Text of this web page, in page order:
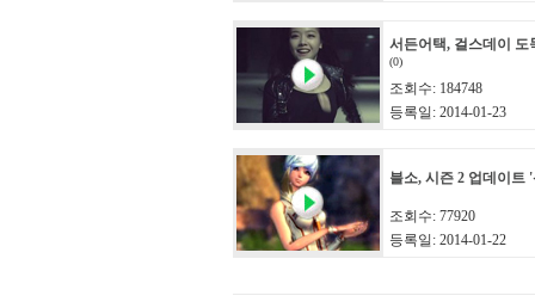
서든어택, 걸스데이 도
(0)
조회수: 184748
등록일: 2014-01-23
블소, 시즌 2 업데이트
조회수: 77920
등록일: 2014-01-22